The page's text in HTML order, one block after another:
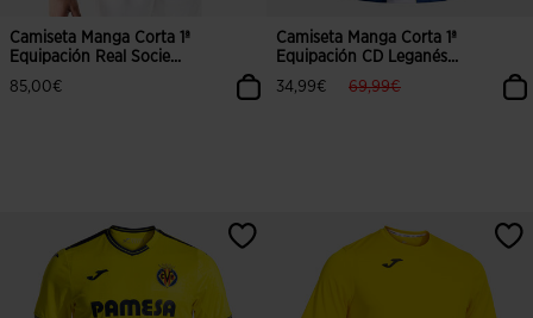
Camiseta Manga Corta 1ª
Equipación Real Socie...
85,00€
5 sobre 5 de valoración de clientes
Camiseta Manga Corta 1ª
Equipación CD Leganés...
34,99€
label.price.reduced.from
69,99€label.price.to
3,3 sobre 5 de valoración de